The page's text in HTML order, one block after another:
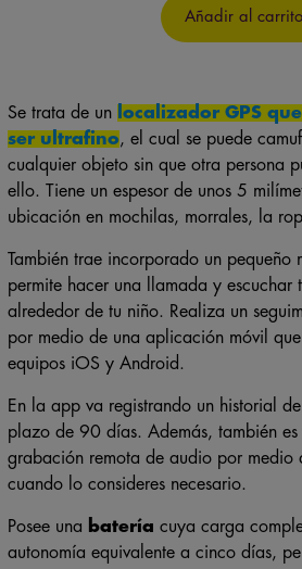
original
Añadir al carrito
Se trata de un
localizador GPS
ser ultrafino, el cual se puede
cualquier objeto sin que otra persona
ello. Tiene un espesor de unos 5
ubicación en mochilas, morrales, la
También trae incorporado un pequeño
permite hacer una llamada y escuchar
alrededor de tu niño. Realiza un
por medio de una aplicación móvil
equipos iOS y Android.
En la app va registrando un historial
plazo de 90 días. Además, también es
grabación remota de audio por medio
cuando lo consideres necesario.
Posee una batería cuya carga
autonomía equivalente a cinco días,